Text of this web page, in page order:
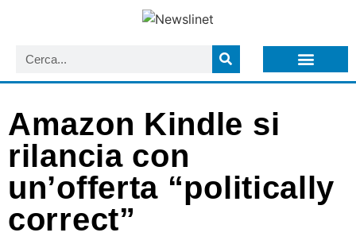
Amazon Kindle si
rilancia con
un’offerta “politically
correct”